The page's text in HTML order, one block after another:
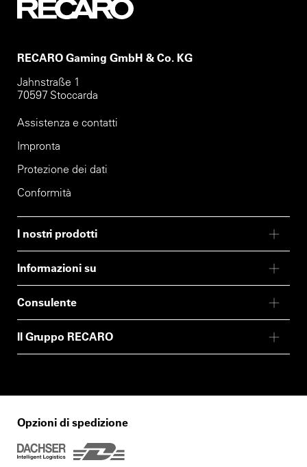
RECARO Gaming GmbH & Co. KG
Jahnstraße 1
70597 Stoccarda
Assistenza e contatti
Impronta
Protezione dei dati
Conformità
I nostri prodotti
Informazioni su
Consulente
Il Gruppo RECARO
Opzioni di spedizione